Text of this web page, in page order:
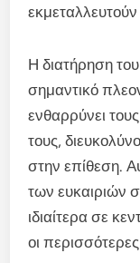
εκμεταλλευτούν
Η διατήρηση
σημαντικό
ενθαρρύνει
τους,
στην επίθεση.
των ευκαιριών
ιδιαίτερα σε
οι